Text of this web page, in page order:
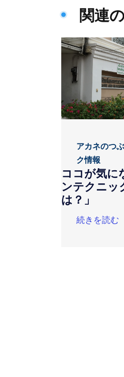
関連
アカネのつ
ク情報
ココが気に
ンテクニッ
は？」
続きを読む